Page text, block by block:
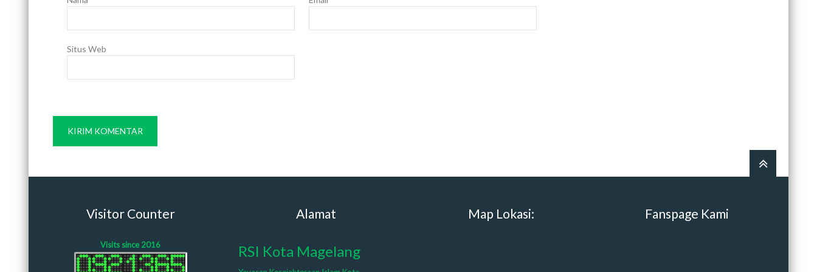
Situs Web
Visitor Counter
Visits since 2016
Alamat
RSI Kota Magelang
Map Lokasi: Fanspage Kami